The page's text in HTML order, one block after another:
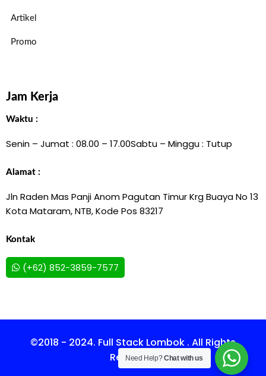
Artikel
Promo
Jam Kerja
Waktu :
Senin – Jumat : 08.00 – 17.00Sabtu – Minggu : Tutup
Alamat :
Jln Raden Mas Panji Anom Pagutan Timur Krg Buaya No 13
Kota Mataram, NTB, Kode Pos 83217
Kontak
(+62) 852-3859-7577
©2018 - 2024. Full Stack Lombok . All Rights
Reserved.
Need Help?Chat with us